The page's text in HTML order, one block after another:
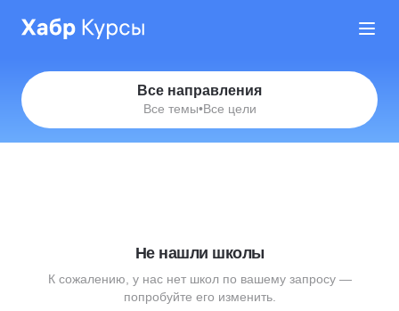
Все направления
Все темы•Все цели
Не нашли школы
К сожалению, у нас нет школ по вашему запросу —
попробуйте его изменить.